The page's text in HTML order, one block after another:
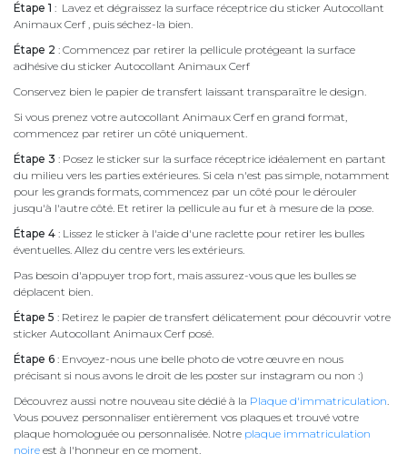
Étape 1 : Lavez et dégraissez la surface réceptrice du sticker Autocollant
Animaux Cerf , puis séchez-la bien.
Étape 2 : Commencez par retirer la pellicule protégeant la surface
adhésive du sticker Autocollant Animaux Cerf
Conservez bien le papier de transfert laissant transparaître le design.
Si vous prenez votre autocollant Animaux Cerf en grand format,
commencez par retirer un côté uniquement.
Étape 3 : Posez le sticker sur la surface réceptrice idéalement en partant
du milieu vers les parties extérieures. Si cela n'est pas simple, notamment
pour les grands formats, commencez par un côté pour le dérouler
jusqu'à l'autre côté. Et retirer la pellicule au fur et à mesure de la pose.
Étape 4 : Lissez le sticker à l'aide d'une raclette pour retirer les bulles
éventuelles. Allez du centre vers les extérieurs.
Pas besoin d'appuyer trop fort, mais assurez-vous que les bulles se
déplacent bien.
Étape 5 : Retirez le papier de transfert délicatement pour découvrir votre
sticker Autocollant Animaux Cerf posé.
Étape 6 : Envoyez-nous une belle photo de votre œuvre en nous
précisant si nous avons le droit de les poster sur instagram ou non :)
Découvrez aussi notre nouveau site dédié à la Plaque d'immatriculation.
Vous pouvez personnaliser entièrement vos plaques et trouvé votre
plaque homologuée ou personnalisée. Notre plaque immatriculation
noire est à l'honneur en ce moment.